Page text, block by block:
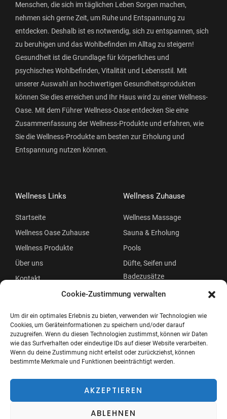
Cookie-Zustimmung verwalten
Um dir ein optimales Erlebnis zu bieten, verwenden wir Technologien wie
Cookies, um Geräteinformationen zu speichern und/oder darauf
zuzugreifen. Wenn du diesen Technologien zustimmst, können wir Daten
wie das Surfverhalten oder eindeutige IDs auf dieser Website verarbeiten.
Wenn du deine Zustimmung nicht erteilst oder zurückziehst, können
bestimmte Merkmale und Funktionen beeinträchtigt werden.
AKZEPTIEREN
ABLEHNEN
Menschen, die sich im täglichen Leben Sorgen machen,
nehmen sich gerne Zeit, um Ruhe und Entspannung zu
entdecken. Deshalb ist es notwendig, sich zu entspannen, sich
zu beruhigen und das Wohlbefinden im Alltag zu steigern!
Gesundheit ist die Grundlage für körperliches und
psychisches Wohlbefinden, Vitalität und Lebensstil. Mit
unserer Auswahl an hochwertigen Gesundheitsprodukten
können Sie dies erreichen und Ihr Haus wird zu einer Wellness-
Oase. Mit dem Führer Wellness-Oase entdecken Sie eine
Zusammenfassung der Wellness-Produkte und erfahren, wie
Sie die Wellness-Produkte am besten zur Erholung und
Entspannung nutzen können.
Wellness Links
Startseite
Wellness Oase Zuhause
Wellness Produkte
Über uns
Kontakt
Wellness Zuhause
Wellness Massage
Sauna & Erholung
Pools
Düfte, Seifen und
Badezusätze
Beauty
Menü